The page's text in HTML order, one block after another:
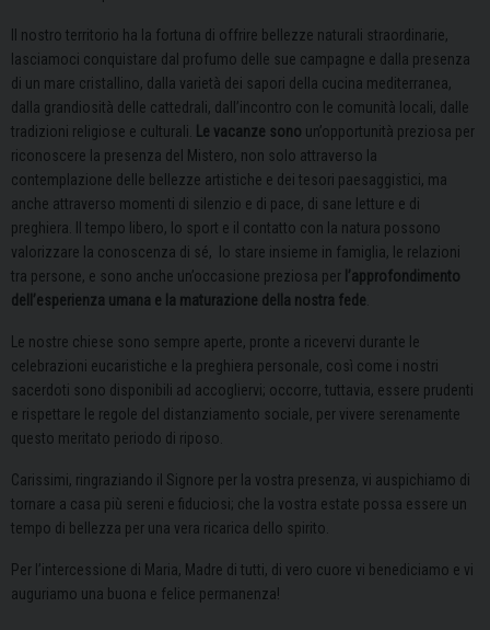
Il nostro territorio ha la fortuna di offrire bellezze naturali straordinarie,
lasciamoci conquistare dal profumo delle sue campagne e dalla presenza
di un mare cristallino, dalla varietà dei sapori della cucina mediterranea,
dalla grandiosità delle cattedrali, dall’incontro con le comunità locali, dalle
tradizioni religiose e culturali. Le vacanze sono un’opportunità preziosa per
riconoscere la presenza del Mistero, non solo attraverso la
contemplazione delle bellezze artistiche e dei tesori paesaggistici, ma
anche attraverso momenti di silenzio e di pace, di sane letture e di
preghiera. Il tempo libero, lo sport e il contatto con la natura possono
valorizzare la conoscenza di sé, lo stare insieme in famiglia, le relazioni
tra persone, e sono anche un’occasione preziosa per l’approfondimento
dell’esperienza umana e la maturazione della nostra fede.
Le nostre chiese sono sempre aperte, pronte a ricevervi durante le
celebrazioni eucaristiche e la preghiera personale, così come i nostri
sacerdoti sono disponibili ad accogliervi; occorre, tuttavia, essere prudenti
e rispettare le regole del distanziamento sociale, per vivere serenamente
questo meritato periodo di riposo.
Carissimi, ringraziando il Signore per la vostra presenza, vi auspichiamo di
tornare a casa più sereni e fiduciosi; che la vostra estate possa essere un
tempo di bellezza per una vera ricarica dello spirito.
Per l’intercessione di Maria, Madre di tutti, di vero cuore vi benediciamo e vi
auguriamo una buona e felice permanenza!